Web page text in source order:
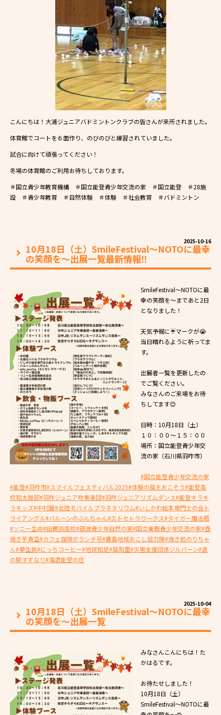
こんにちは！大浦ジュニアバドミントンクラブの皆さんが来所されました。
体育館でコートを６面作り、のびのびと練習されていました。
試合に向けて頑張ってください！
冬場の体育館のご利用お待ちしております。
＃国立青少年教育機構 ＃国立能登青少年交流の家 ＃国立能登 ＃28施
設 ＃青少年教育 ＃自然体験 ＃体験 ＃社会教育 ＃バドミントン
2025-10-16
10月18日（土）SmileFestival～NOTOに最幸
の笑顔を～出展一覧最新情報‼
SmileFestival～NOTOに最
幸の笑顔を～まであと2日
となりました！
天気予報に☔️マークが😭
当日晴れるように祈ってま
す。
出展者一覧を更新したの
でご覧ください。
みなさんのご来場をお待
ちしてます😊
日時：10月18日（土）
１０：００～１５：００
場所：国立能登青少年交
流の家（石川県羽咋市）
#国立能登青少年交流の家
#能登#羽咋市#スマイルフェスティバル2025#体験の風をおこそう#能登高
校和太鼓部#羽咋ジュニア吹奏楽団#羽咋ジュニアリズムダンス#能登キラキ
ラキッズ#中村屋#北陸モバイルプラネタリウム#いしかわ絵本専門士の会ト
ライアングル#バルーンのぶんちゃん#エトセトラワークス#タイガー魔法瓶
#ソニー生命#田鶴浜高校#砺波青少年自然の家#国立乗鞍青少年交流の家#壺
焼き芋青空#カフェ珈琲ボランチ号#鹿島地域おこし協力隊#焼き処のりちゃ
ん#夢生民#にっちコーヒー#地球知足#風和里#災害支援団体ジルバーン#道
の駅すずなり#海遊能登の庄
2025-10-04
10月18日（土）SmileFestival～NOTOに最幸
の笑顔を～出展一覧
みなさんこんにちは！た
かはるです。
お待たせしました！
10月18日（土）
SmileFestival～NOTOに最